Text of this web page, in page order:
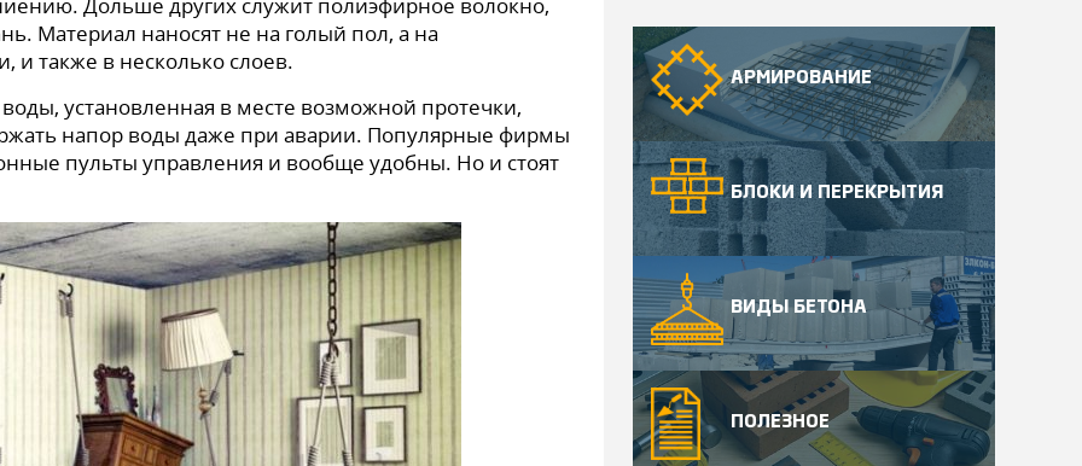
Материал наносят не на голый пол, а на
и также в несколько слоев.
установленная в месте возможной протечки,
напор воды даже при аварии. Популярные фирмы
пульты управления и вообще удобны. Но и стоят
АРМИРОВАНИЕ
БЛОКИ И ПЕРЕКРЫТИЯ
ВИДЫ БЕТОНА
ПОЛЕЗНОЕ